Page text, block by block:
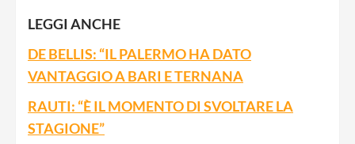
LEGGI ANCHE
DE BELLIS: “IL PALERMO HA DATO
VANTAGGIO A BARI E TERNANA
RAUTI: “È IL MOMENTO DI SVOLTARE LA
STAGIONE”